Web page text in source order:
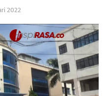
2022